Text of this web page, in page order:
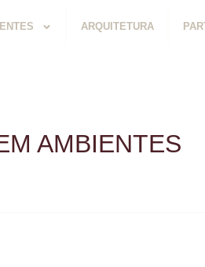
ARQUITETURA
AMBIENTES